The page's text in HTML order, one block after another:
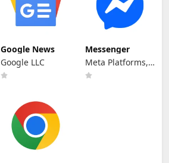
Google News
Google LLC
Messenger
Meta Platforms,
Inc.